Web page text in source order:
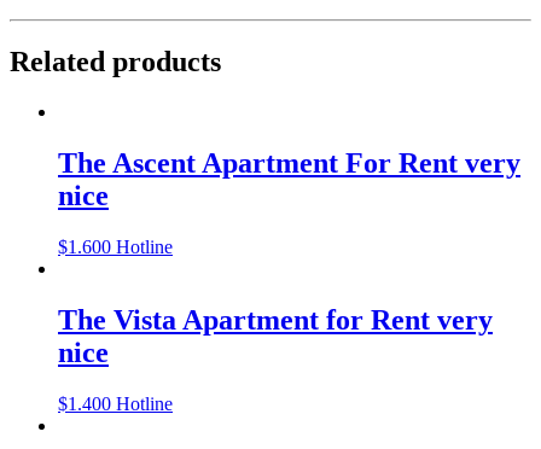
Related products
The Ascent Apartment For Rent very
nice
$1.600 Hotline
The Vista Apartment for Rent very
nice
$1.400 Hotline